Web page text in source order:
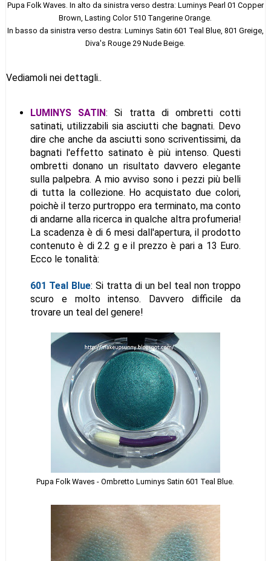
Pupa Folk Waves. In alto da sinistra verso destra: Luminys Pearl 01 Copper
Brown, Lasting Color 510 Tangerine Orange.
In basso da sinistra verso destra: Luminys Satin 601 Teal Blue, 801 Greige,
Diva's Rouge 29 Nude Beige.
Vediamoli nei dettagli..
LUMINYS SATIN: Si tratta di ombretti cotti
satinati, utilizzabili sia asciutti che bagnati. Devo
dire che anche da asciutti sono scriventissimi, da
bagnati l'effetto satinato è più intenso. Questi
ombretti donano un risultato davvero elegante
sulla palpebra. A mio avviso sono i pezzi più belli
di tutta la collezione. Ho acquistato due colori,
poichè il terzo purtroppo era terminato, ma conto
di andarne alla ricerca in qualche altra profumeria!
La scadenza è di 6 mesi dall'apertura, il prodotto
contenuto è di 2.2 g e il prezzo è pari a 13 Euro.
Ecco le tonalità:
601 Teal Blue: Si tratta di un bel teal non troppo
scuro e molto intenso. Davvero difficile da
trovare un teal del genere!
Pupa Folk Waves - Ombretto Luminys Satin 601 Teal Blue.